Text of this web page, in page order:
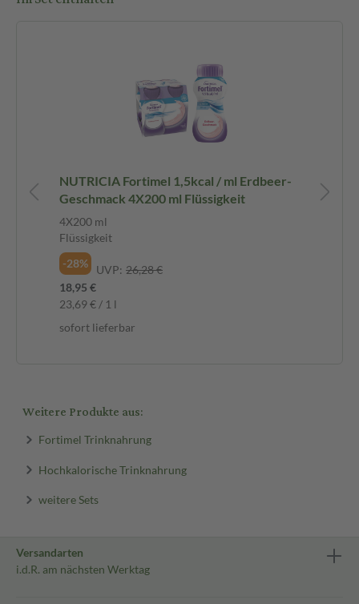
NUTRICIA Fortimel 1,5kcal / ml Erdbeer-
Geschmack 4X200 ml Flüssigkeit
4X200 ml
Flüssigkeit
-28%
UVP: 26,28 €
18,95 €
23,69 € / 1 l
sofort lieferbar
Weitere Produkte aus:
Fortimel Trinknahrung
Hochkalorische Trinknahrung
weitere Sets
Versandarten
i.d.R. am nächsten Werktag